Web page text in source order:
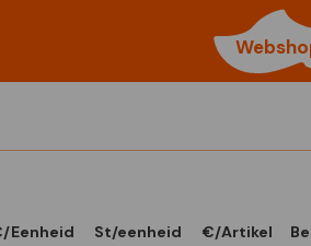
Eenheid St/eenheid €/Artikel